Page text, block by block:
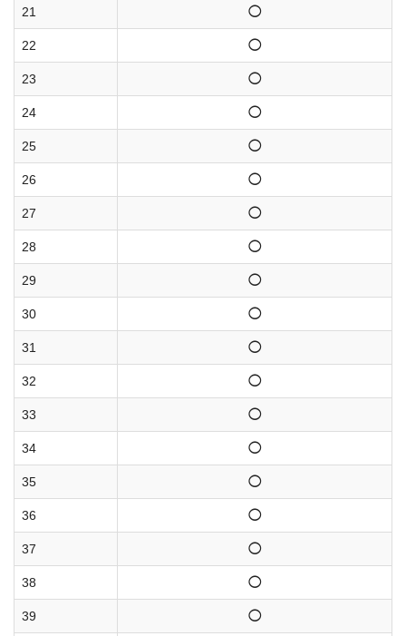
21 ◯
22 ◯
23 ◯
24 ◯
25 ◯
26 ◯
27 ◯
28 ◯
29 ◯
30 ◯
31 ◯
32 ◯
33 ◯
34 ◯
35 ◯
36 ◯
37 ◯
38 ◯
39 ◯